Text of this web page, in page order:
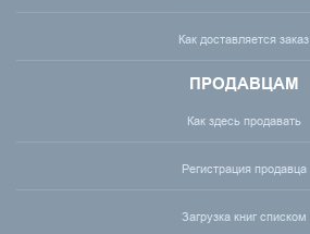
Как доставляется заказ
ПРОДАВЦАМ
Как здесь продавать
Регистрация продавца
Загрузка книг списком